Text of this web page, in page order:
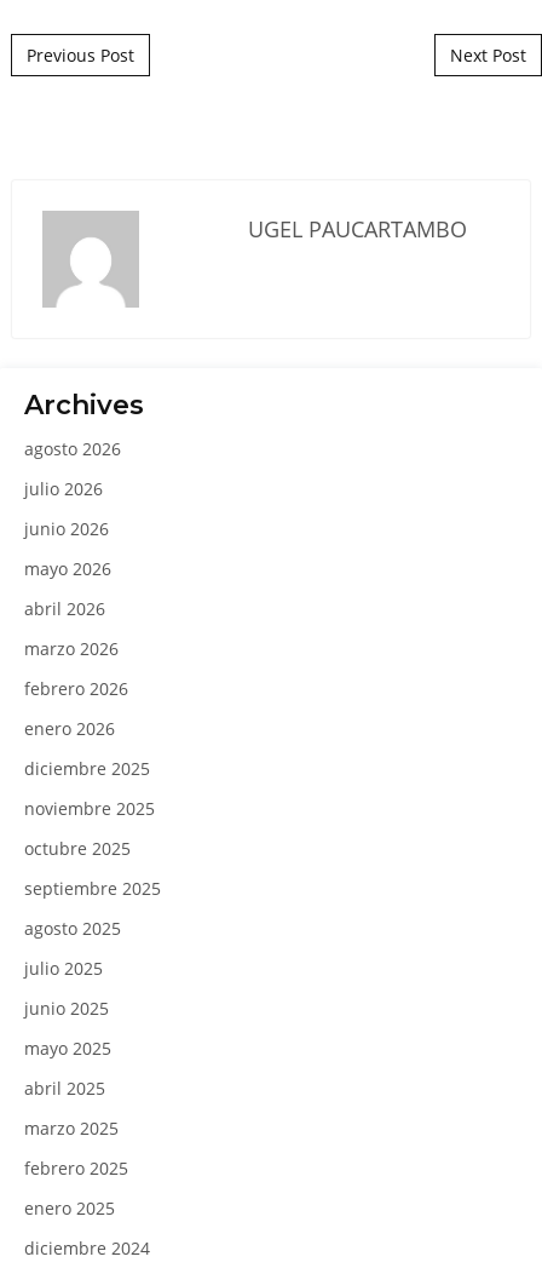
Post navigation
Previous Post Next Post
UGEL PAUCARTAMBO
Archives
agosto 2026
julio 2026
junio 2026
mayo 2026
abril 2026
marzo 2026
febrero 2026
enero 2026
diciembre 2025
noviembre 2025
octubre 2025
septiembre 2025
agosto 2025
julio 2025
junio 2025
mayo 2025
abril 2025
marzo 2025
febrero 2025
enero 2025
diciembre 2024